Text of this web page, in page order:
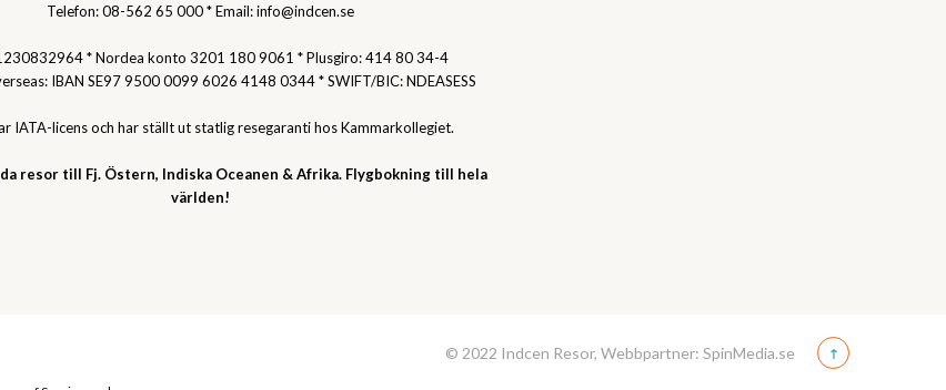
Telefon: 08-562 65 000 * Email: info@indcen.se
* Nordea konto 3201 180 9061 * Plusgiro: 414 80 34-4
IBAN SE97 9500 0099 6026 4148 0344 * SWIFT/BIC: NDEASESS
IATA-licens och har ställt ut statlig resegaranti hos Kammarkollegiet.
resor till Fj. Östern, Indiska Oceanen & Afrika. Flygbokning till hela
världen!
© 2022 Indcen Resor, Webbpartner: SpinMedia.se